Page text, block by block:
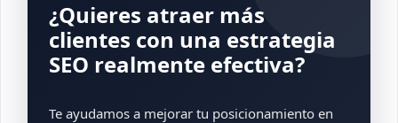
¿Quieres atraer más
clientes con una estrategia
SEO realmente efectiva?
Te ayudamos a mejorar tu posicionamiento en